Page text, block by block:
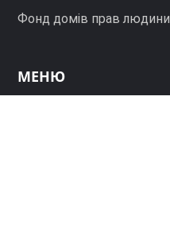
Фонд домів прав людини
МЕНЮ